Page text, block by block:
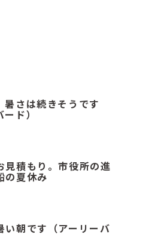
暑さは続きそうです
ド）
見積もり。市役所の進
の夏休み
い朝です（アーリーバ